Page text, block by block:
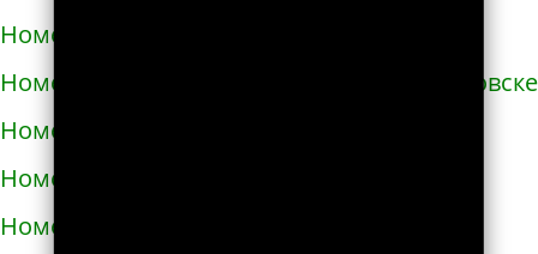
Номера телефонов такси в Иванкове
Номера телефонов такси в Ивано-Франковске
Номера телефонов такси в Измаиле
Номера телефонов такси в Изюме
Номера телефонов такси в Изяславе